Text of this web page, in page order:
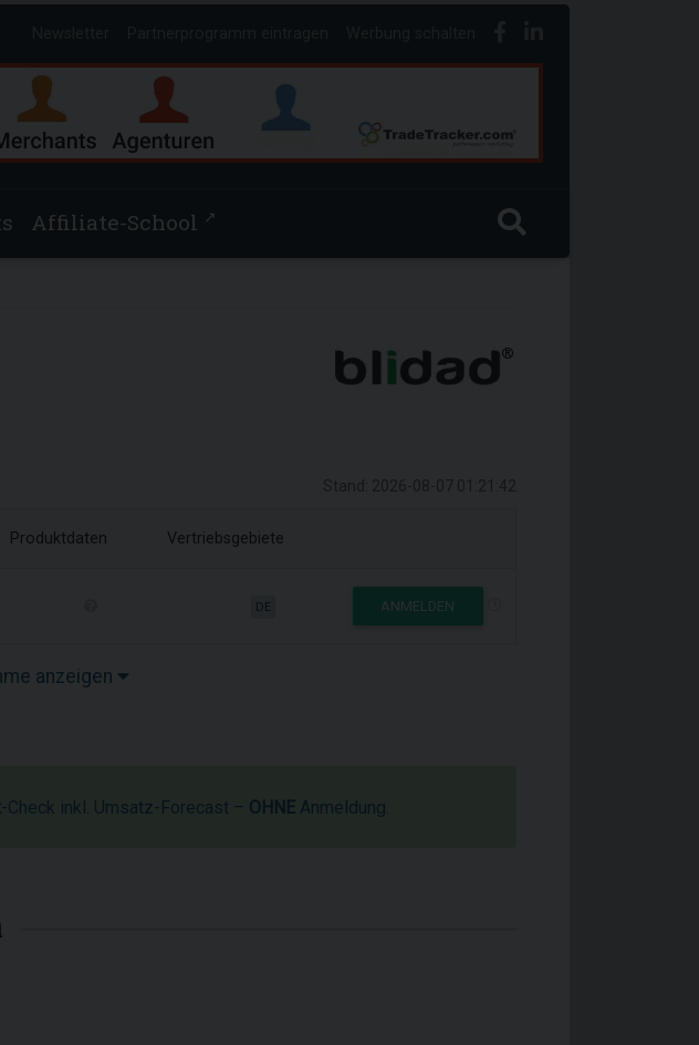
Affiliate-School ↗
Produktdaten Vertriebsgebiete
DE ANMELDEN
anzeigen
-Check inkl. Umsatz-Forecast – OHNE Anmeldung.